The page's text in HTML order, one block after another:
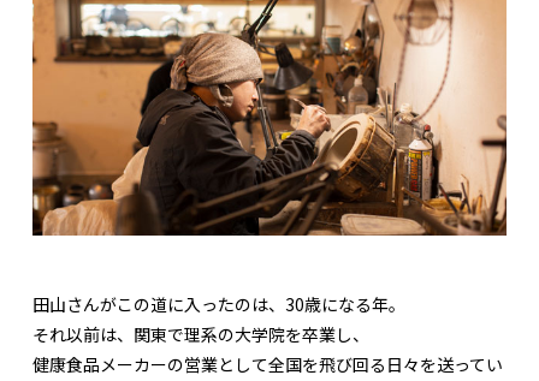
田山さんがこの道に入ったのは、30歳になる年。
それ以前は、関東で理系の大学院を卒業し、
健康食品メーカーの営業として全国を飛び回る日々を送ってい